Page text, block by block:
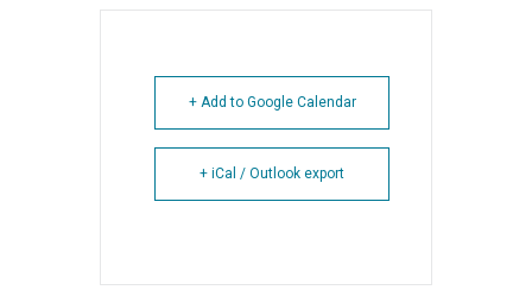
+ Add to Google Calendar
+ iCal / Outlook export